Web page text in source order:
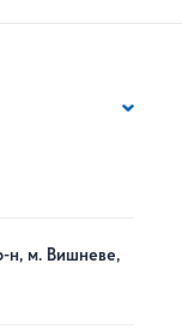
н, м. Вишневе,